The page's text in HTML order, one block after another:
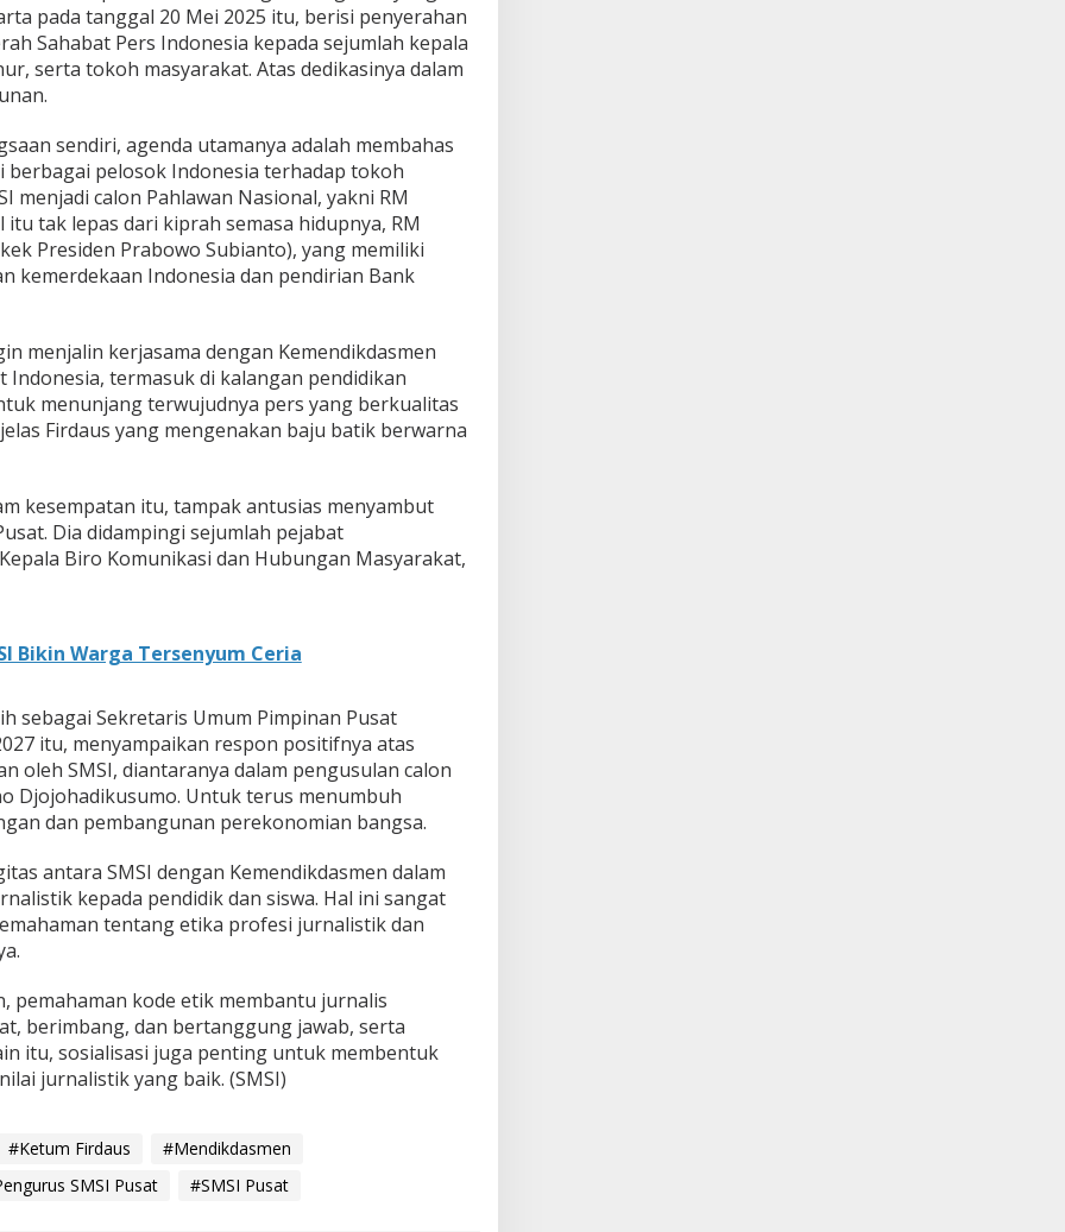
pada tanggal 20 Mei 2025 itu, berisi penyerahan
Sahabat Pers Indonesia kepada sejumlah kepala
serta tokoh masyarakat. Atas dedikasinya dalam
sendiri, agenda utamanya adalah membahas
pelosok Indonesia terhadap tokoh
menjadi calon Pahlawan Nasional, yakni RM
tak lepas dari kiprah semasa hidupnya, RM
Presiden Prabowo Subianto), yang memiliki
kemerdekaan Indonesia dan pendirian Bank
menjalin kerjasama dengan Kemendikdasmen
Indonesia, termasuk di kalangan pendidikan
menunjang terwujudnya pers yang berkualitas
Firdaus yang mengenakan baju batik berwarna
kesempatan itu, tampak antusias menyambut
Dia didampingi sejumlah pejabat
Biro Komunikasi dan Hubungan Masyarakat,
Bikin Warga Tersenyum Ceria
sebagai Sekretaris Umum Pimpinan Pusat
itu, menyampaikan respon positifnya atas
oleh SMSI, diantaranya dalam pengusulan calon
Djojohadikusumo. Untuk terus menumbuh
dan pembangunan perekonomian bangsa.
antara SMSI dengan Kemendikdasmen dalam
kepada pendidik dan siswa. Hal ini sangat
tentang etika profesi jurnalistik dan
pemahaman kode etik membantu jurnalis
berimbang, dan bertanggung jawab, serta
itu, sosialisasi juga penting untuk membentuk
jurnalistik yang baik. (SMSI)
#Ketum Firdaus
#Mendikdasmen
SMSI Pusat #SMSI Pusat